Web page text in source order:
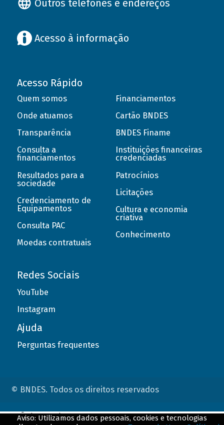
Outros telefones e endereços
Acesso à informação
Acesso Rápido
Quem somos
Onde atuamos
Transparência
Consulta a
financiamentos
Resultados para a
sociedade
Credenciamento de
Equipamentos
Consulta PAC
Moedas contratuais
Financiamentos
Cartão BNDES
BNDES Finame
Instituições financeiras
credenciadas
Patrocínios
Licitações
Cultura e economia
criativa
Conhecimento
Redes Sociais
YouTube
Instagram
Ajuda
Perguntas frequentes
© BNDES. Todos os direitos reservados
Aviso: Utilizamos dados pessoais, cookies e tecnologias
ConteÃºdo complementar